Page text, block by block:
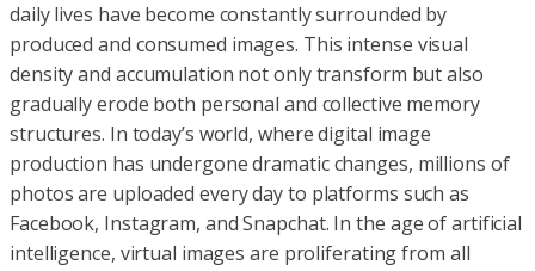
daily lives have become constantly surrounded by
produced and consumed images. This intense visual
density and accumulation not only transform but also
gradually erode both personal and collective memory
structures. In today’s world, where digital image
production has undergone dramatic changes, millions of
photos are uploaded every day to platforms such as
Facebook, Instagram, and Snapchat. In the age of artificial
intelligence, virtual images are proliferating from all